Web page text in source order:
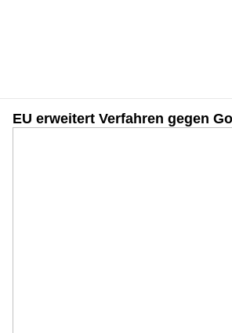
EU erweitert Verfahren gegen